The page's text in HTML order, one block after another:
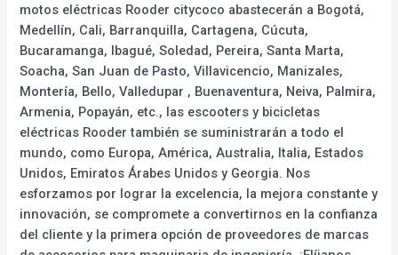
motos eléctricas Rooder citycoco abastecerán a Bogotá,
Medellín, Cali, Barranquilla, Cartagena, Cúcuta,
Bucaramanga, Ibagué, Soledad, Pereira, Santa Marta,
Soacha, San Juan de Pasto, Villavicencio, Manizales,
Montería, Bello, Valledupar , Buenaventura, Neiva, Palmira,
Armenia, Popayán, etc., las escooters y bicicletas
eléctricas Rooder también se suministrarán a todo el
mundo, como Europa, América, Australia, Italia, Estados
Unidos, Emiratos Árabes Unidos y Georgia. Nos
esforzamos por lograr la excelencia, la mejora constante y
innovación, se compromete a convertirnos en la confianza
del cliente y la primera opción de proveedores de marcas